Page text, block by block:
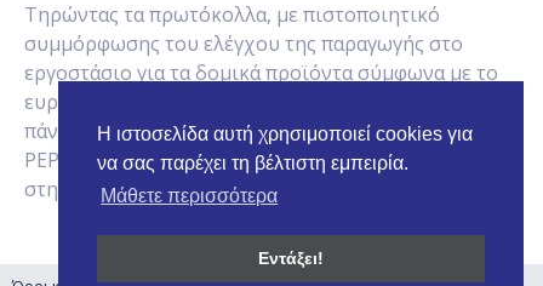
Η ιστοσελίδα αυτή χρησιμοποιεί cookies για
να σας παρέχει τη βέλτιστη εμπειρία.
Μάθετε περισσότερα
Εντάξει!
Τηρώντας τα πρωτόκολλα, με πιστοποιητικό
συμμόρφωσης του ελέγχου της παραγωγής στο
εργοστάσιο για τα δομικά προϊόντα σύμφωνα με το
ευρωπαϊκό πρότυπο EN 13108-1:2006/AC:2008 και
πάντα με σεβασμό προς το περιβάλλον, η εταιρεία
PEPSIS ASPHALT LTD στοχεύει να δώσει νέα πνοή
στην κυπριακή αγορά.